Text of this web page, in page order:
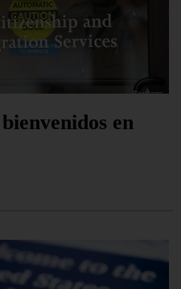
en